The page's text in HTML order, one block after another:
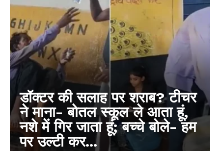
डॉक्टर की सलाह पर शराब? टीचर
ने माना- बोतल स्कूल ले आता हूं,
नशे में गिर जाता हूं; बच्चे बोले- हम
पर उल्टी कर...